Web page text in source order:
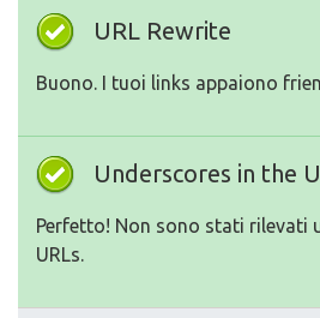
URL Rewrite
Buono. I tuoi links appaiono
Underscores in the
Perfetto! Non sono stati rilevati
URLs.